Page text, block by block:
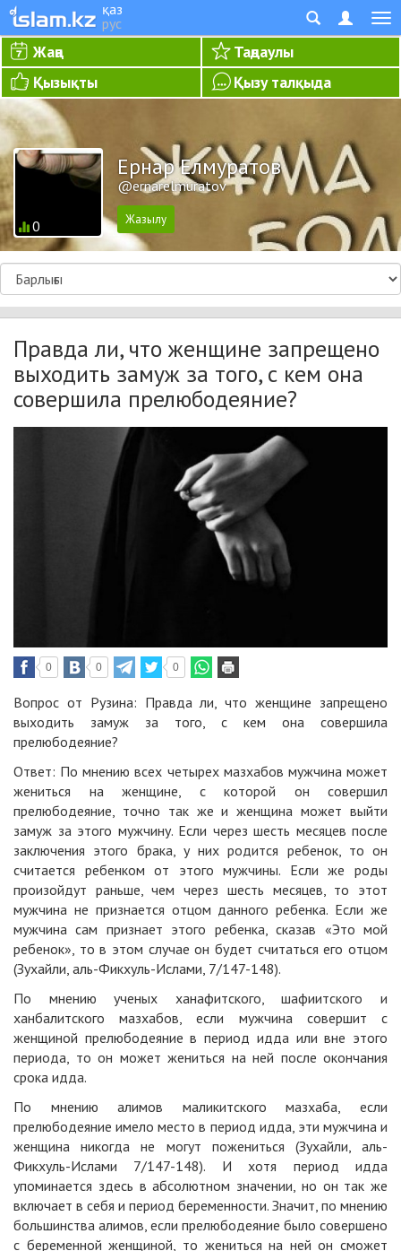
қаз
рус
Жаңа
Таңдаулы
Қызықты
Қызу талқыда
0
Ернар Елмуратов
@ernarelmuratov
Правда ли, что женщине запрещено
выходить замуж за того, с кем она
совершила прелюбодеяние?
0 0 0
Вопрос от Рузина: Правда ли, что женщине запрещено
выходить замуж за того, с кем она совершила
прелюбодеяние?
Ответ: По мнению всех четырех мазхабов мужчина может
жениться на женщине, с которой он совершил
прелюбодеяние, точно так же и женщина может выйти
замуж за этого мужчину. Если через шесть месяцев после
заключения этого брака, у них родится ребенок, то он
считается ребенком от этого мужчины. Если же роды
произойдут раньше, чем через шесть месяцев, то этот
мужчина не признается отцом данного ребенка. Если же
мужчина сам признает этого ребенка, сказав «Это мой
ребенок», то в этом случае он будет считаться его отцом
(Зухайли, аль-Фикхуль-Ислами, 7/147-148).
По мнению ученых ханафитского, шафиитского и
ханбалитского мазхабов, если мужчина совершит с
женщиной прелюбодеяние в период идда или вне этого
периода, то он может жениться на ней после окончания
срока идда.
По мнению алимов маликитского мазхаба, если
прелюбодеяние имело место в период идда, эти мужчина и
женщина никогда не могут пожениться (Зухайли, аль-
Фикхуль-Ислами 7/147-148). И хотя период идда
упоминается здесь в абсолютном значении, но он так же
включает в себя и период беременности. Значит, по мнению
большинства алимов, если прелюбодеяние было совершено
с беременной женщиной, то жениться на ней он сможет